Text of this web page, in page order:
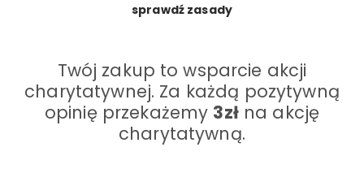
sprawdź zasady
Twój zakup to wsparcie akcji
charytatywnej. Za każdą pozytywną
opinię przekażemy 3złna akcję
charytatywną.